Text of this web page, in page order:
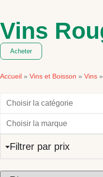
Vins
Acheter
Accueil » Vins et Boisson » Vins »
Choisir la catégorie
Choisir la marque
Filtrer par prix